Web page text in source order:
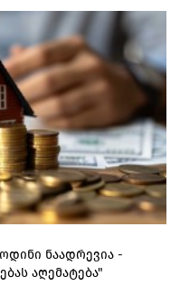
ნაადრევია -
აღემატება"